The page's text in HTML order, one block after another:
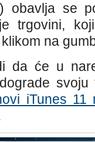
obavlja se
trgovini,
na
da će u
iTunes 11